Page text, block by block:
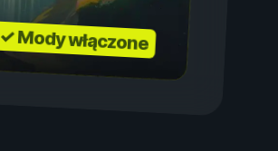
✓ Mody włączone